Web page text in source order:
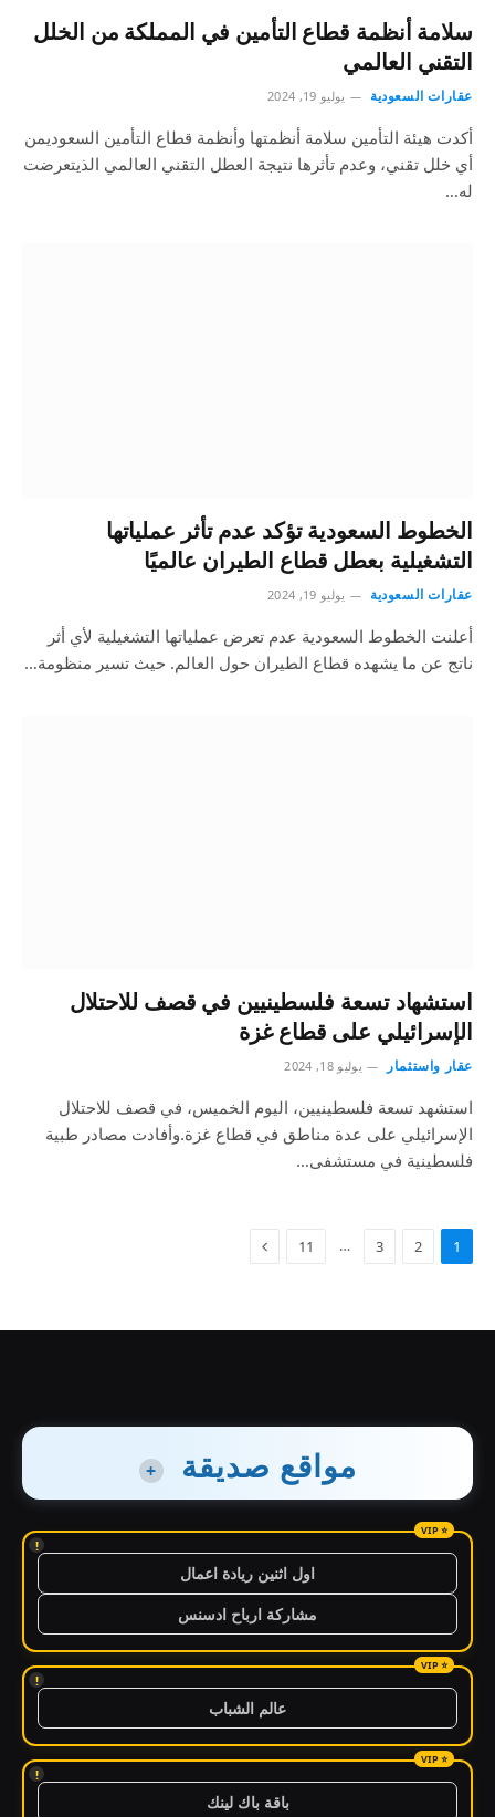
سلامة أنظمة قطاع التأمين في المملكة من الخلل
التقني العالمي
عقارات السعودية يوليو 19, 2024
أكدت هيئة التأمين سلامة أنظمتها وأنظمة قطاع التأمين السعوديمن
أي خلل تقني، وعدم تأثرها نتيجة العطل التقني العالمي الذيتعرضت
له…
الخطوط السعودية تؤكد عدم تأثر عملياتها
التشغيلية بعطل قطاع الطيران عالميًا
عقارات السعودية يوليو 19, 2024
أعلنت الخطوط السعودية عدم تعرض عملياتها التشغيلية لأي أثر
ناتج عن ما يشهده قطاع الطيران حول العالم. حيث تسير منظومة…
استشهاد تسعة فلسطينيين في قصف للاحتلال
الإسرائيلي على قطاع غزة
عقار واستثمار يوليو 18, 2024
استشهد تسعة فلسطينيين، اليوم الخميس، في قصف للاحتلال
الإسرائيلي على عدة مناطق في قطاع غزة.وأفادت مصادر طبية
فلسطينية في مستشفى…
1
2
3
…
11
مواقع صديقة +
!
اول اثنين ريادة اعمال
مشاركة ارباح ادسنس
!
عالم الشباب
!
باقة باك لينك